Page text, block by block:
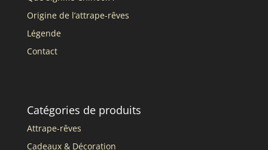
Origine de l’attrape-rêves
Légende
Contact
Catégories de produits
Attrape-rêves
Cadeaux & Décoration